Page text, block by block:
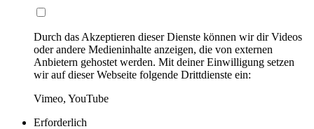
Durch das Akzeptieren dieser Dienste können wir dir Videos
oder andere Medieninhalte anzeigen, die von externen
Anbietern gehostet werden. Mit deiner Einwilligung setzen
wir auf dieser Webseite folgende Drittdienste ein:
Vimeo, YouTube
Erforderlich